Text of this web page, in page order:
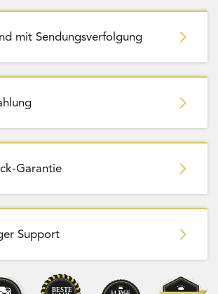
mit Sendungsverfolgung
Garantie
Support